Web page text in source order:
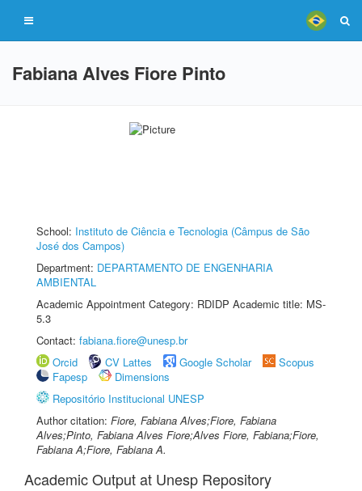
Fabiana Alves Fiore Pinto
School: Instituto de Ciência e Tecnologia (Câmpus de São
José dos Campos)
Department: DEPARTAMENTO DE ENGENHARIA
AMBIENTAL
Academic Appointment Category: RDIDP Academic title: MS-
5.3
Contact: fabiana.fiore@unesp.br
Orcid
CV Lattes Google Scholar
Scopus
Fapesp
Dimensions
Repositório Institucional UNESP
Author citation: Fiore, Fabiana Alves;Fiore, Fabiana
Alves;Pinto, Fabiana Alves Fiore;Alves Fiore, Fabiana;Fiore,
Fabiana A;Fiore, Fabiana A.
Academic Output at Unesp Repository